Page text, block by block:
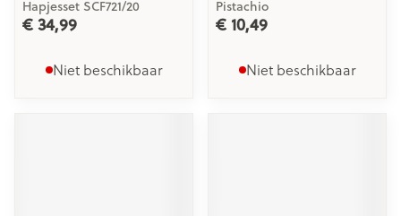
Hapjesset SCF721/20
€ 34,99
Niet beschikbaar
Pistachio
€ 10,49
Niet beschikbaar